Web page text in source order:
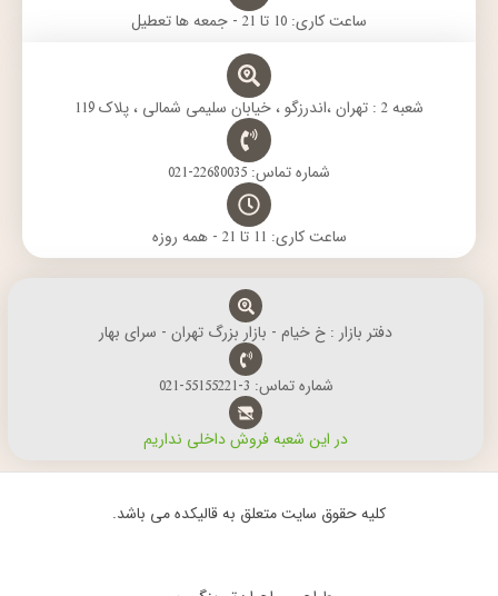
ساعت کاری: 10 تا 21 - جمعه ها تعطیل
شعبه 2 : تهران ،اندرزگو ، خیابان سلیمی شمالی ، پلاک 119
شماره تماس: 22680035-021
ساعت کاری: 11 تا 21 - همه روزه
دفتر بازار : خ خیام - بازار بزرگ تهران - سرای بهار
شماره تماس: 3-55155221-021
در این شعبه فروش داخلی نداریم
کلیه حقوق سایت متعلق به قالیکده می باشد.